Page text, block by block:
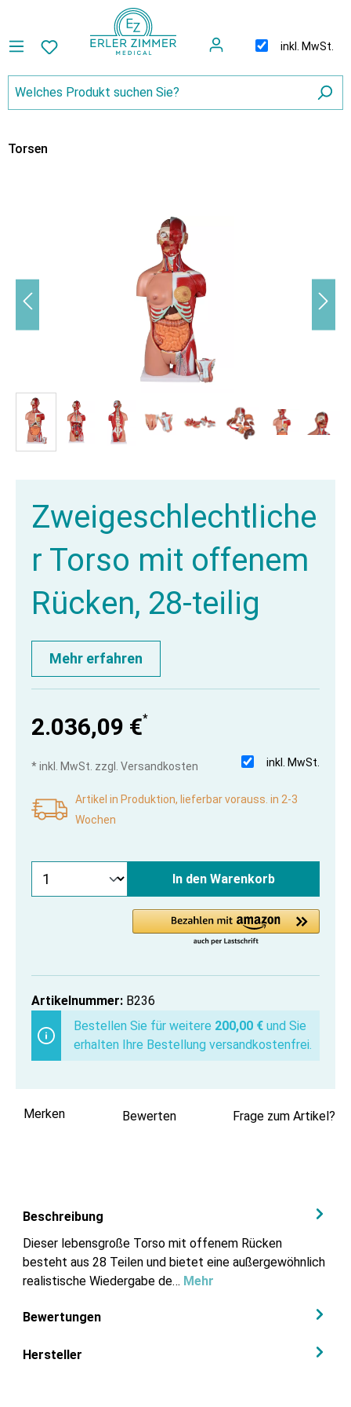
inkl. MwSt.
Torsen
Zweigeschlechtliche
r Torso mit offenem
Rücken, 28-teilig
Mehr erfahren
2.036,09 €*
inkl. MwSt.
* inkl. MwSt. zzgl. Versandkosten
Artikel in Produktion, lieferbar vorauss. in 2-3
Wochen
In den Warenkorb
Artikelnummer: B236
Bestellen Sie für weitere 200,00 € und Sie
erhalten Ihre Bestellung versandkostenfrei.
Merken Bewerten Frage zum Artikel?
Beschreibung
Dieser lebensgroße Torso mit offenem Rücken
besteht aus 28 Teilen und bietet eine außergewöhnlich
realistische Wiedergabe de… Mehr
Bewertungen
Hersteller